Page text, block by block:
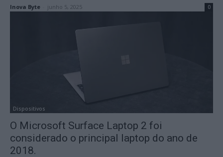
Inova Byte junho 5, 2025 0
Dispositivos
O Microsoft Surface Laptop 2 foi
considerado o principal laptop do ano de
2018.